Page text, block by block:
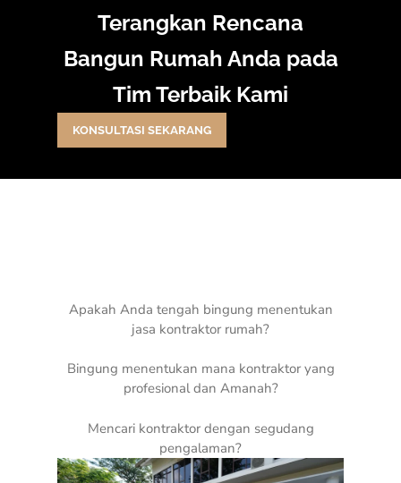
Terangkan Rencana
Bangun Rumah Anda pada
Tim Terbaik Kami
KONSULTASI SEKARANG
Apakah Anda tengah bingung menentukan
jasa kontraktor rumah?
Bingung menentukan mana kontraktor yang
profesional dan Amanah?
Mencari kontraktor dengan segudang
pengalaman?